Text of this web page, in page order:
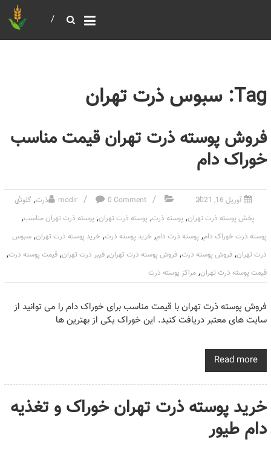
Tag: سبوس ذرت تهران
فروش پوسته ذرت تهران قیمت مناسب
خوراک دام
آوریل 16, 2021 modir 0 Comment ذرت, گلوتن
پخش پوسته ذرت تهران, پوسته ذرت, پوسته ذرت تهران, پوسته ذرت تهران مناسب,
پوسته ذرت خوراک دام, پوسته ذرت دام, خرید پوسته ذرت, خرید پوسته ذرت تهران, سبوس
ذرت تهران, فروش پوسته ذرت, فروش پوسته ذرت تهران, فیبر ذرت تهران, قیمت پوسته ذرت,
قیمت پوسته ذرت تهران, مراکز پوسته ذرت
فروش پوسته ذرت تهران با قیمت مناسب برای خوراک دام را می توانید از
سایت های معتبر دریافت کنید. این خوراک یکی از بهترین ها
Read more
خرید پوسته ذرت تهران خوراک و تغذیه
دام طیور